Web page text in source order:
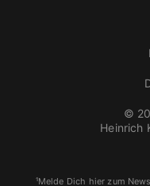
©
Heinrich
¹Melde Dich hier zum